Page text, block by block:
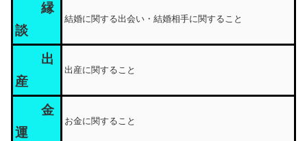
縁
談
結婚に関する出会い・結婚相手に関すること
出
産
出産に関すること
金
運
お金に関すること